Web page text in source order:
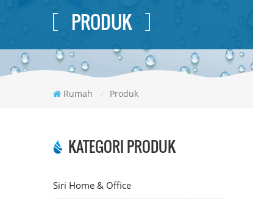
PRODUK
Rumah / Produk
KATEGORI PRODUK
Siri Home & Office